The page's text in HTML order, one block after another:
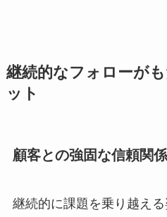
継続的なフォローが
ット
顧客との強固な信頼関
継続的に課題を乗り越え